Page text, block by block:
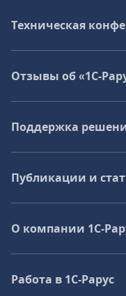
Техническая
Отзывы об «1С-
Поддержка
Публикации и
О компании 1C-
Работа в 1С‑Рарус